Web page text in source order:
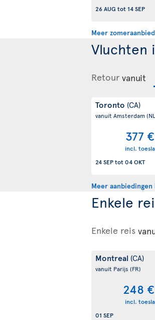
26 AUG tot 14 SEP
Meer
Vluchten
Retour vanuit
Toronto (CA)
vanuit Amsterdam
377 €
incl.
24 SEPtot 04 OKT
Meer
Enkele
Enkele reis
Montreal (CA)
vanuit Parijs (FR)
248 €
incl.
01 SEP